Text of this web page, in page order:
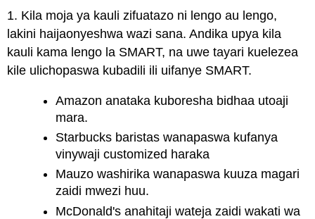
1. Kila moja ya kauli zifuatazo ni lengo au lengo,
lakini haijaonyeshwa wazi sana. Andika upya kila
kauli kama lengo la SMART, na uwe tayari kuelezea
kile ulichopaswa kubadili ili uifanye SMART.
Amazon anataka kuboresha bidhaa utoaji
mara.
Starbucks baristas wanapaswa kufanya
vinywaji customized haraka
Mauzo washirika wanapaswa kuuza magari
zaidi mwezi huu.
McDonald's anahitaji wateja zaidi wakati wa